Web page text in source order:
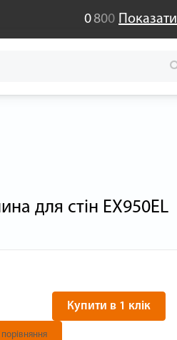
0800 Показати
для стін EX950EL
Купити в 1 клік